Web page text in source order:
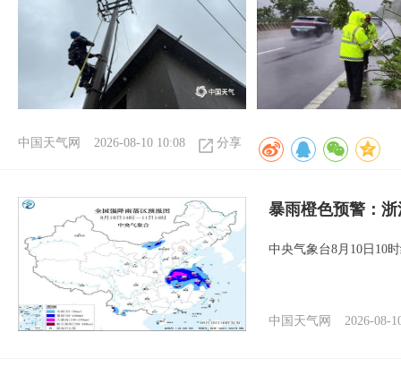
中国天气网 2026-08-10 10:08 分享
暴雨橙色预警：
中央气象台8月10日10
中国天气网 2026-08-